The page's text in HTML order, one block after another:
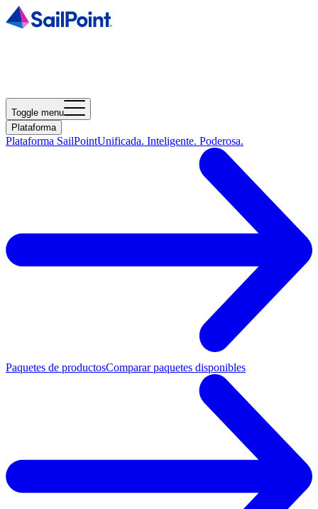
Toggle menu
Plataforma
Plataforma SailPointUnificada. Inteligente. Poderosa.
Paquetes de productosComparar paquetes disponibles